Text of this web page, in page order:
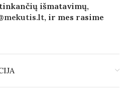
išmatavimų,
, ir mes rasime